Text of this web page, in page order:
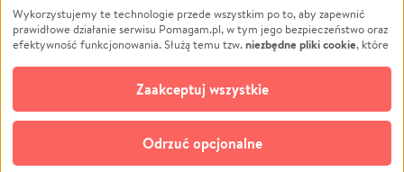
Pomoc Finansowa
Projekty
Pogrzeb
Społeczność lokalna
Kultura
Edukacja
Podróż
Impreza
Ochrona środowiska
Biznes
Wykorzystujemy te technologie przede wszystkim po to, aby zapewnić
prawidłowe działanie serwisu Pomagam.pl, w tym jego bezpieczeństwo oraz
efektywność funkcjonowania. Służą temu tzw.niezbędne pliki cookie, które
opcjonalnych plików cookie
technologii do celów analitycznych i retargetingowych. Możesz wyrazić
zgodę na ich stosowanie lub jej odmówić. W dowolnym momencie masz
możliwość zmiany swoich preferencji na stronie „Zarządzaj zgodami cookie”,
do której link znajdziesz w stopce serwisu Pomagam.pl. Opcjonalne pliki
cookie wykorzystywane są w następujących celach:
Odrzuć opcjonalne
Zaakceptuj wszystkie